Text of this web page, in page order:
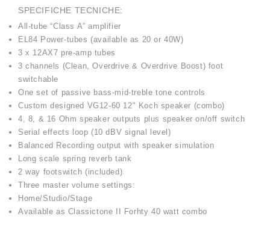
SPECIFICHE TECNICHE:
All-tube “Class A” amplifier
EL84 Power-tubes (available as 20 or 40W)
3 x 12AX7 pre-amp tubes
3 channels (Clean, Overdrive & Overdrive Boost) foot
switchable
One set of passive bass-mid-treble tone controls
Custom designed VG12-60 12" Koch speaker (combo)
4, 8, & 16 Ohm speaker outputs plus speaker on/off switch
Serial effects loop (10 dBV signal level)
Balanced Recording output with speaker simulation
Long scale spring reverb tank
2 way footswitch (included)
Three master volume settings:
Home/Studio/Stage
Available as Classictone II Forhty 40 watt combo